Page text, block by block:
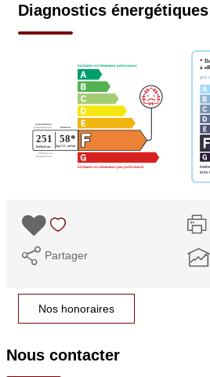
Diagnostics énergétiques
Partager
Nos honoraires
Nous contacter